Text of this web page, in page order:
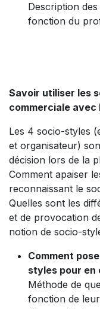
Description
fonction du
Savoir utiliser les
commerciale avec
Les 4 socio-styles
et organisateur)
décision lors de la
Comment apaiser
reconnaissant le
Quelles sont les
et de provocation
notion de socio-
Comment
styles pour en
Méthode de
fonction de